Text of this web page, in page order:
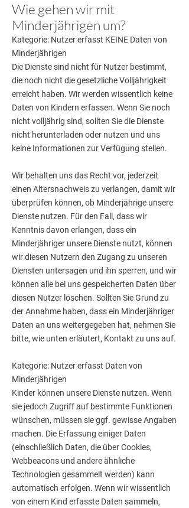
Wie gehen wir mit
Minderjährigen um?
Kategorie: Nutzer erfasst KEINE Daten von
Minderjährigen
Die Dienste sind nicht für Nutzer bestimmt,
die noch nicht die gesetzliche Volljährigkeit
erreicht haben. Wir werden wissentlich keine
Daten von Kindern erfassen. Wenn Sie noch
nicht volljährig sind, sollten Sie die Dienste
nicht herunterladen oder nutzen und uns
keine Informationen zur Verfügung stellen.
Wir behalten uns das Recht vor, jederzeit
einen Altersnachweis zu verlangen, damit wir
überprüfen können, ob Minderjährige unsere
Dienste nutzen. Für den Fall, dass wir
Kenntnis davon erlangen, dass ein
Minderjähriger unsere Dienste nutzt, können
wir diesen Nutzern den Zugang zu unseren
Diensten untersagen und ihn sperren, und wir
können alle bei uns gespeicherten Daten über
diesen Nutzer löschen. Sollten Sie Grund zu
der Annahme haben, dass ein Minderjähriger
Daten an uns weitergegeben hat, nehmen Sie
bitte, wie unten erläutert, Kontakt zu uns auf.
Kategorie: Nutzer erfasst Daten von
Minderjährigen
Kinder können unsere Dienste nutzen. Wenn
sie jedoch Zugriff auf bestimmte Funktionen
wünschen, müssen sie ggf. gewisse Angaben
machen. Die Erfassung einiger Daten
(einschließlich Daten, die über Cookies,
Webbeacons und andere ähnliche
Technologien gesammelt werden) kann
automatisch erfolgen. Wenn wir wissentlich
von einem Kind erfasste Daten sammeln,